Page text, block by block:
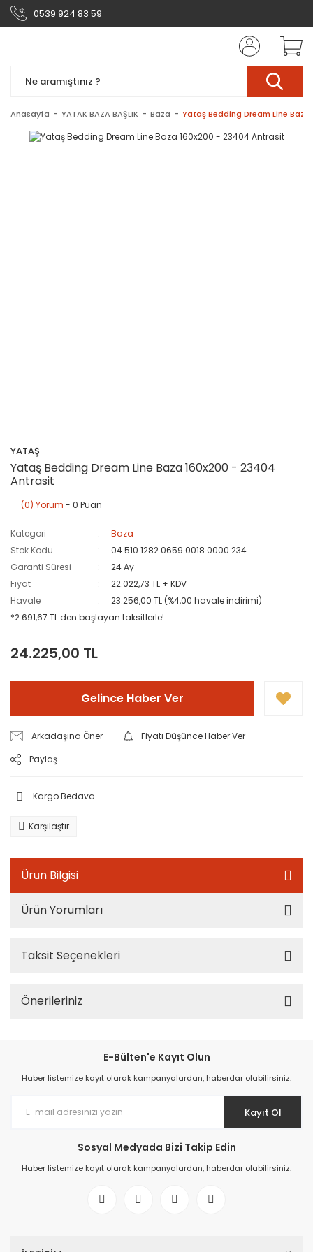
0539 924 83 59
Anasayfa YATAK BAZA BAŞLIK Baza Yataş Bedding Dream Line
YATAŞ
Yataş Bedding Dream Line Baza 160x200 - 23404
Antrasit
(0) Yorum - 0 Puan
Kategori
Baza
Stok Kodu
04.510.1282.0659.0018.0000.234
Garanti Süresi
24 Ay
Fiyat
22.022,73 TL + KDV
Havale
23.256,00 TL (%4,00 havale indirimi)
*2.691,67 TL den başlayan taksitlerle!
24.225,00 TL
Gelince Haber Ver
Arkadaşına Öner
Fiyatı Düşünce Haber Ver
Paylaş
Kargo Bedava
Karşılaştır
Ürün Bilgisi
Ürün Yorumları
Taksit Seçenekleri
Önerileriniz
E-Bülten'e Kayıt Olun
Haber listemize kayıt olarak kampanyalardan, haberdar olabilirsiniz.
Kayıt Ol
Sosyal Medyada Bizi Takip Edin
Haber listemize kayıt olarak kampanyalardan, haberdar olabilirsiniz.